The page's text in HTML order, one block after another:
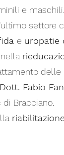
e
settore
e uropatie
delle
Dott. Fabio
Bracciano.